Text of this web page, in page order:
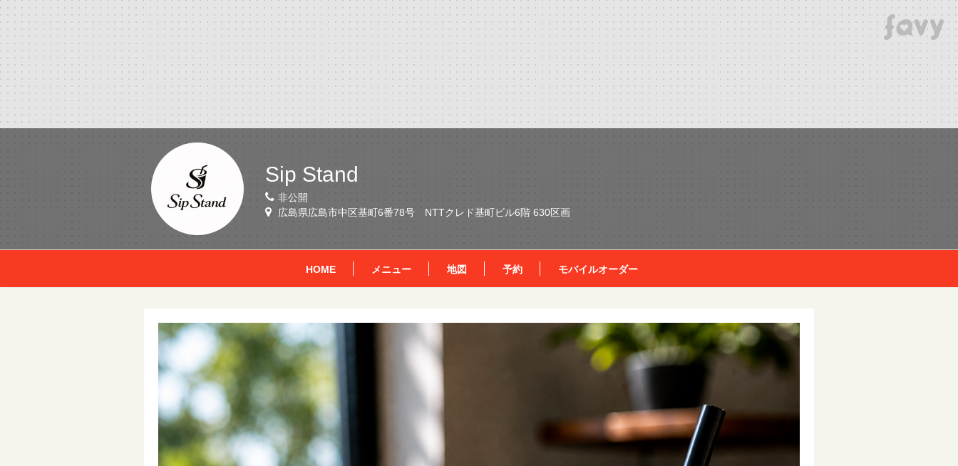
Sip Stand
非公開
広島県広島市中区基町6番78号 NTTクレド基町ビル6階 630区画
HOME メニュー 地図 予約 モバイルオーダー